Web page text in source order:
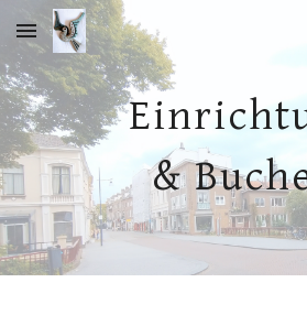
Skip to main content
&